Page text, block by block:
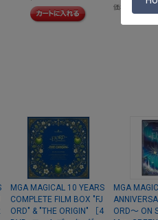
価格
MGA MAGICAL 10 YEARS
COMPLETE FILM BOX "FJ
ORD" & "THE ORIGIN" ［4
MGA
ORD～ ON